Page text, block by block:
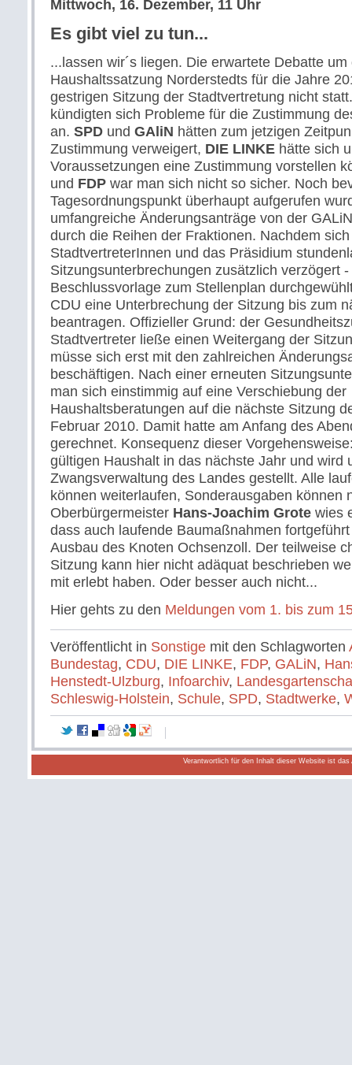
Mittwoch, 16. Dezember, 11 Uhr
Es gibt viel zu tun...
...lassen wir´s liegen. Die erwartete Debatte
Haushaltssatzung Norderstedts für die Jahre
gestrigen Sitzung der Stadtvertretung nicht
kündigten sich Probleme für die Zustimmung
an. SPD und GAliN hätten zum jetzigen
Zustimmung verweigert, DIE LINKE hätte sich
Voraussetzungen eine Zustimmung vorstellen
und FDP war man sich nicht so sicher. Noch
Tagesordnungspunkt überhaupt aufgerufen
umfangreiche Änderungsanträge von der
durch die Reihen der Fraktionen. Nachdem
StadtvertreterInnen und das Präsidium
Sitzungsunterbrechungen zusätzlich verzögert
Beschlussvorlage zum Stellenplan
CDU eine Unterbrechung der Sitzung bis zum
beantragen. Offizieller Grund: der
Stadtvertreter ließe einen Weitergang der
müsse sich erst mit den zahlreichen
beschäftigen. Nach einer erneuten
man sich einstimmig auf eine Verschiebung der
Haushaltsberatungen auf die nächste Sitzung
Februar 2010. Damit hatte am Anfang des
gerechnet. Konsequenz dieser
gültigen Haushalt in das nächste Jahr und wird
Zwangsverwaltung des Landes gestellt. Alle
können weiterlaufen, Sonderausgaben können
Oberbürgermeister Hans-Joachim Grote wies
dass auch laufende Baumaßnahmen
Ausbau des Knoten Ochsenzoll. Der teilweise
Sitzung kann hier nicht adäquat beschrieben
mit erlebt haben. Oder besser auch nicht...
Hier gehts zu den Meldungen vom 1. bis zum
Veröffentlicht in Sonstige mit den Schlagworten
Bundestag, CDU, DIE LINKE, FDP, GALiN,
Henstedt-Ulzburg, Infoarchiv,
Schleswig-Holstein, Schule, SPD, Stadtwerke,
Verantwortlich für den Inhalt dieser Website ist